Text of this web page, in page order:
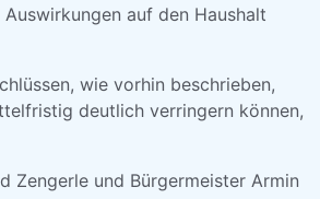
auf den Haushalt
wie vorhin beschrieben,
deutlich verringern können,
Zengerle und Bürgermeister Armin